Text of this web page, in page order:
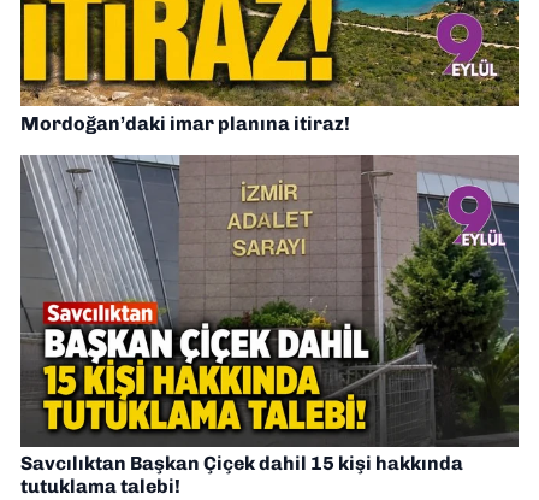
Mordoğan’daki imar planına itiraz!
Savcılıktan Başkan Çiçek dahil 15 kişi hakkında
tutuklama talebi!